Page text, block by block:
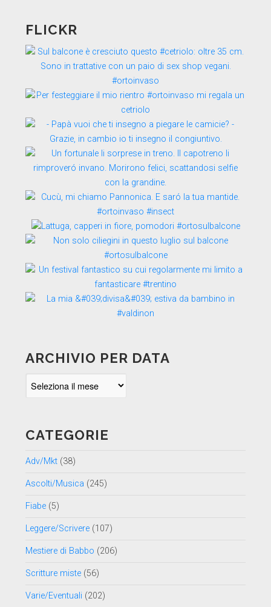
FLICKR
ARCHIVIO PER DATA
CATEGORIE
Adv/Mkt(38)
Ascolti/Musica (245)
Fiabe(5)
Leggere/Scrivere(107)
Mestiere di Babbo (206)
Scritture miste(56)
Varie/Eventuali (202)